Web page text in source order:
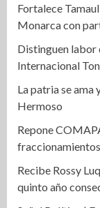
Fortalece
Monarca con
Distinguen labor
Internacional
La patria se ama
Hermoso
Repone
fraccionamientos
Recibe Rossy
quinto año